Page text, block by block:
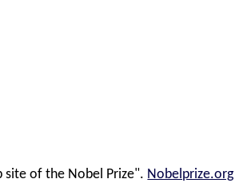
of the Nobel Prize". Nobelprize.org